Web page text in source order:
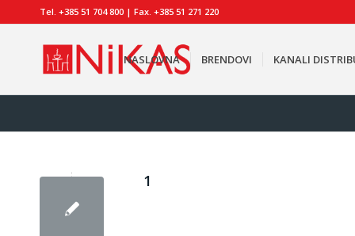
Tel. +385 51 704 800 | Fax. +385 51 271 220
NASLOVNA BRENDOVI KANALI
1